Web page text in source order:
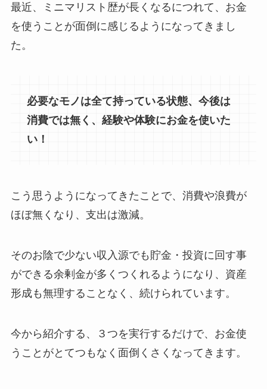
最近、ミニマリスト歴が長くなるにつれて、お金
を使うことが面倒に感じるようになってきまし
た。
必要なモノは全て持っている状態、今後は
消費では無く、経験や体験にお金を使いた
い！
こう思うようになってきたことで、消費や浪費が
ほぼ無くなり、支出は激減。
そのお陰で少ない収入源でも貯金・投資に回す事
ができる余剰金が多くつくれるようになり、資産
形成も無理することなく、続けられています。
今から紹介する、３つを実行するだけで、お金使
うことがとてつもなく面倒くさくなってきます。